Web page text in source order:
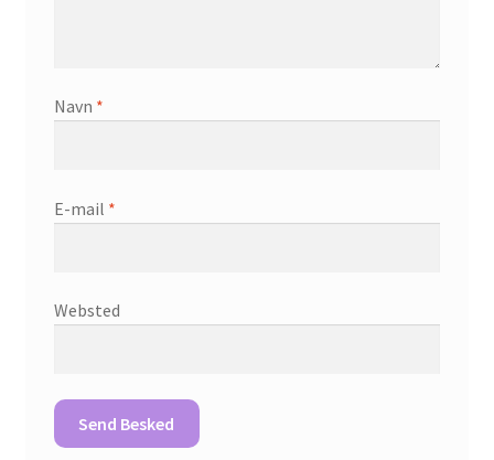
Navn *
E-mail *
Websted